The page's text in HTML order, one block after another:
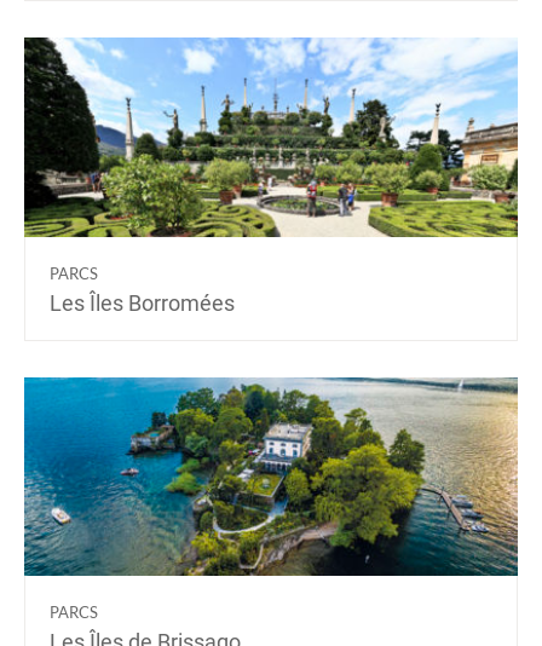
PARCS
Les Îles Borromées
PARCS